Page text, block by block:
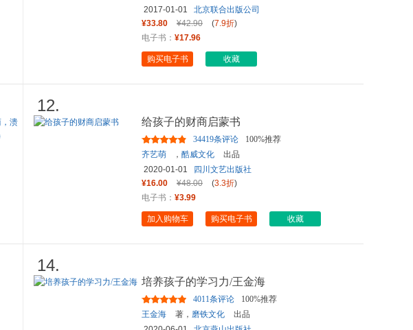
布赖森
(Tina Payne Bryson
2017-01-01
北京联合出版公司
¥33.80
¥42.90 (7.9折)
电子书： ¥17.96
购买电子书 收藏
12.
给孩子的财商启蒙书
34419条评论
100%推荐
齐艺萌
， 酷威文化
出品
2020-01-01
四川文艺出版社
¥16.00
¥48.00 (3.3折)
电子书： ¥3.99
加入购物车 购买电子书 收藏
14.
培养孩子的学习力/王金海
4011条评论
100%推荐
王金海
著， 磨铁文化
出品